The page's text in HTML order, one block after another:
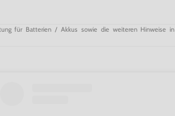
für Batterien / Akkus sowie die weiteren Hinweise in